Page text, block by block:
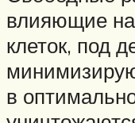
влияющие
клеток, под
в